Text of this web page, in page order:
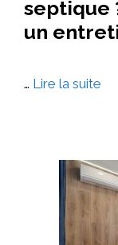
septique
un
… Lire la suite